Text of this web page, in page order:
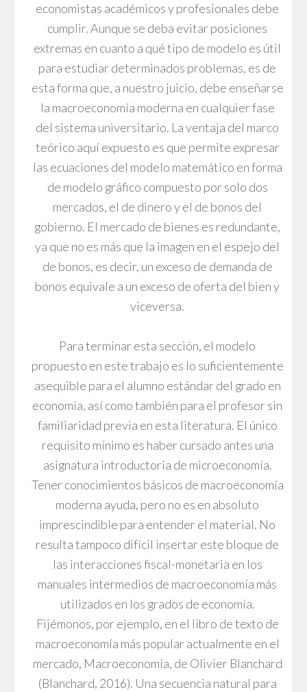
economistas académicos y profesionales debe
cumplir. Aunque se deba evitar posiciones
extremas en cuanto a qué tipo de modelo es útil
para estudiar determinados problemas, es de
esta forma que, a nuestro juicio, debe enseñarse
la macroeconomía moderna en cualquier fase
del sistema universitario. La ventaja del marco
teórico aquí expuesto es que permite expresar
las ecuaciones del modelo matemático en forma
de modelo gráfico compuesto por solo dos
mercados, el de dinero y el de bonos del
gobierno. El mercado de bienes es redundante,
ya que no es más que la imagen en el espejo del
de bonos, es decir, un exceso de demanda de
bonos equivale a un exceso de oferta del bien y
viceversa.
Para terminar esta sección, el modelo
propuesto en este trabajo es lo suficientemente
asequible para el alumno estándar del grado en
economía, así como también para el profesor sin
familiaridad previa en esta literatura. El único
requisito mínimo es haber cursado antes una
asignatura introductoria de microeconomía.
Tener conocimientos básicos de macroeconomía
moderna ayuda, pero no es en absoluto
imprescindible para entender el material. No
resulta tampoco difícil insertar este bloque de
las interacciones fiscal-monetaria en los
manuales intermedios de macroeconomía más
utilizados en los grados de economía.
Fijémonos, por ejemplo, en el libro de texto de
macroeconomía más popular actualmente en el
mercado, Macroeconomía, de Olivier Blanchard
(Blanchard, 2016). Una secuencia natural para